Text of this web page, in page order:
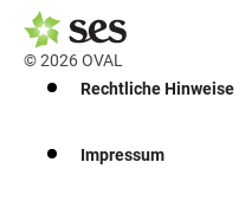
© 2026 OVAL
Rechtliche Hinweise
Impressum